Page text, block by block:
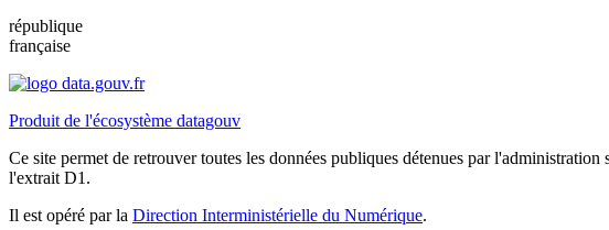
république
française
Produit de l'écosystème datagouv
Ce site permet de retrouver toutes les données publiques détenues par
l'extrait D1.
Il est opéré par la Direction Interministérielle du Numérique.